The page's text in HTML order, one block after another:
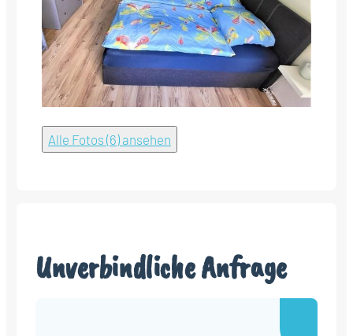
Alle Fotos (6) ansehen
Unverbindliche Anfrage